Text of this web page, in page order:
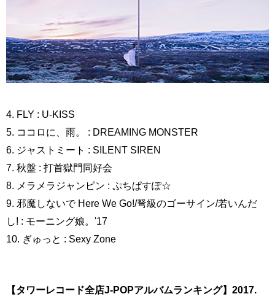
4. FLY : U-KISS
5. ココロに、雨。 : DREAMING MONSTER
6. ジャストミート : SILENT SIREN
7. 秋盤 : 打首獄門同好会
8. メラメラジャンピン : ぷちぱすぽ☆
9. 邪魔しないで Here We Go!/弩級のゴーサイン/若いんだ
し! : モーニング娘。'17
10. ぎゅっと : Sexy Zone
【タワーレコード全店J-POPアルバムランキング】2017.